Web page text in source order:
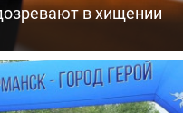
в хищении